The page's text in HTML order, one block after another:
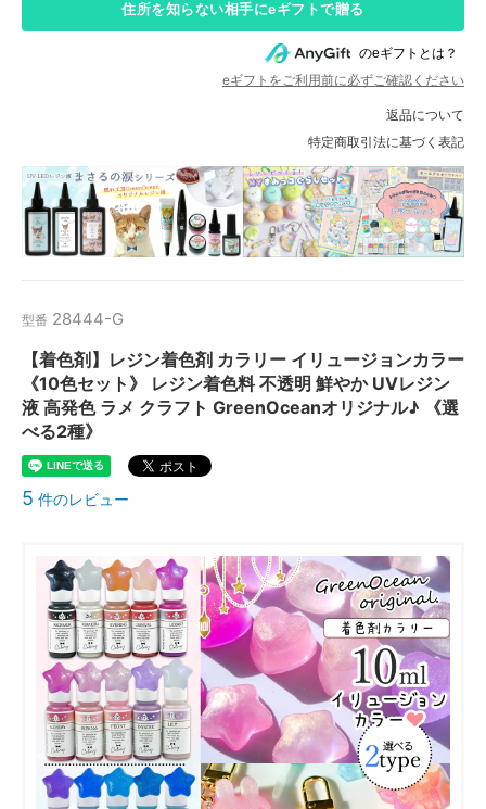
住所を知らない相手にeギフトで贈る
のeギフトとは？
eギフトをご利用前に必ずご確認ください
返品について
特定商取引法に基づく表記
型番 28444-G
【着色剤】レジン着色剤 カラリー イリュージョンカラー
《10色セット》 レジン着色料 不透明 鮮やか UVレジン
液 高発色 ラメ クラフト GreenOceanオリジナル♪ 《選
べる2種》
5 件のレビュー